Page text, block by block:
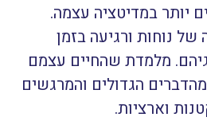
יותר במדיטציה עצמה.
של נוחות ורגיעה בזמן
מלמדת שהחיים עצמם
הגדולים והמרגשים
וארציות.